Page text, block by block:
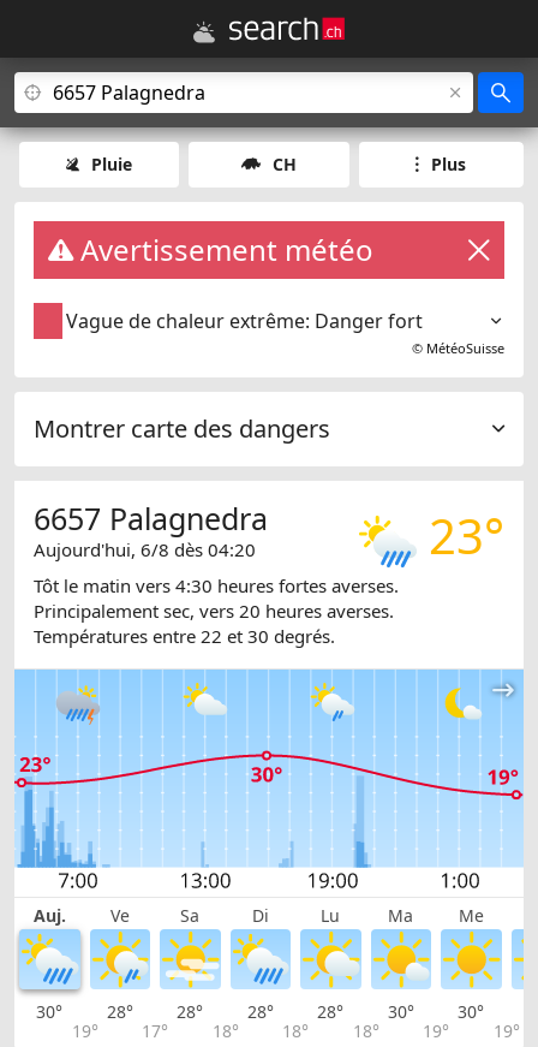
Pluie CH Plus
Avertissement météo
Vague de chaleur extrême: Danger fort
© MétéoSuisse
Montrer carte des dangers
23°
6657 Palagnedra
Aujourd'hui, 6/8 dès 04:20
Tôt le matin vers 4:30 heures fortes averses.
Principalement sec, vers 20 heures averses.
Températures entre 22 et 30 degrés.
Auj. Ve Sa Di Lu Ma Me
30°
19°
28°
17°
28°
18°
28°
18°
28°
18°
30°
19°
30°
19°